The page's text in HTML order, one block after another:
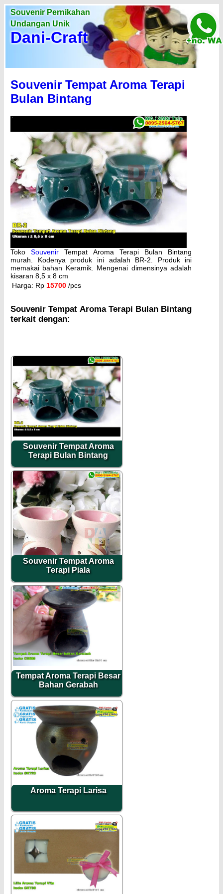
Souvenir Pernikahan
Undangan Unik
Dani-Craft
Souvenir Tempat Aroma Terapi
Bulan Bintang
TokoSouvenir Tempat Aroma Terapi Bulan Bintang
murah. Kodenya produk ini adalah BR-2. Produk ini
memakai bahan Keramik. Mengenai dimensinya adalah
kisaran 8,5 x 8 cm
Harga: Rp 15700 /pcs
Souvenir Tempat Aroma Terapi Bulan Bintang
terkait dengan:
Souvenir Tempat Aroma
Terapi Bulan Bintang
Souvenir Tempat Aroma
Terapi Piala
Tempat Aroma Terapi Besar
Bahan Gerabah
Aroma Terapi Larisa